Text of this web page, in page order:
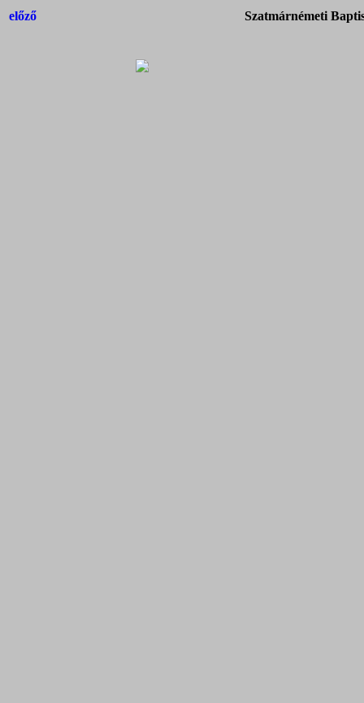
előző Szatmárnémeti